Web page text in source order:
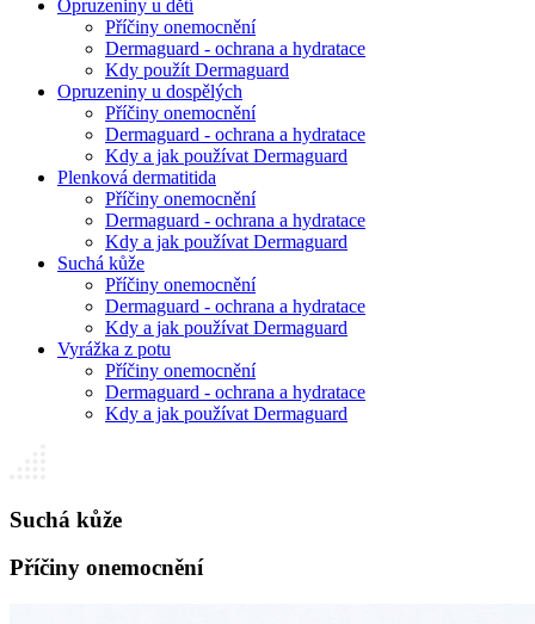
Opruzeniny u dětí
Příčiny onemocnění
Dermaguard - ochrana a hydratace
Kdy použít Dermaguard
Opruzeniny u dospělých
Příčiny onemocnění
Dermaguard - ochrana a hydratace
Kdy a jak používat Dermaguard
Plenková dermatitida
Příčiny onemocnění
Dermaguard - ochrana a hydratace
Kdy a jak používat Dermaguard
Suchá kůže
Příčiny onemocnění
Dermaguard - ochrana a hydratace
Kdy a jak používat Dermaguard
Vyrážka z potu
Příčiny onemocnění
Dermaguard - ochrana a hydratace
Kdy a jak používat Dermaguard
Suchá kůže
Příčiny onemocnění